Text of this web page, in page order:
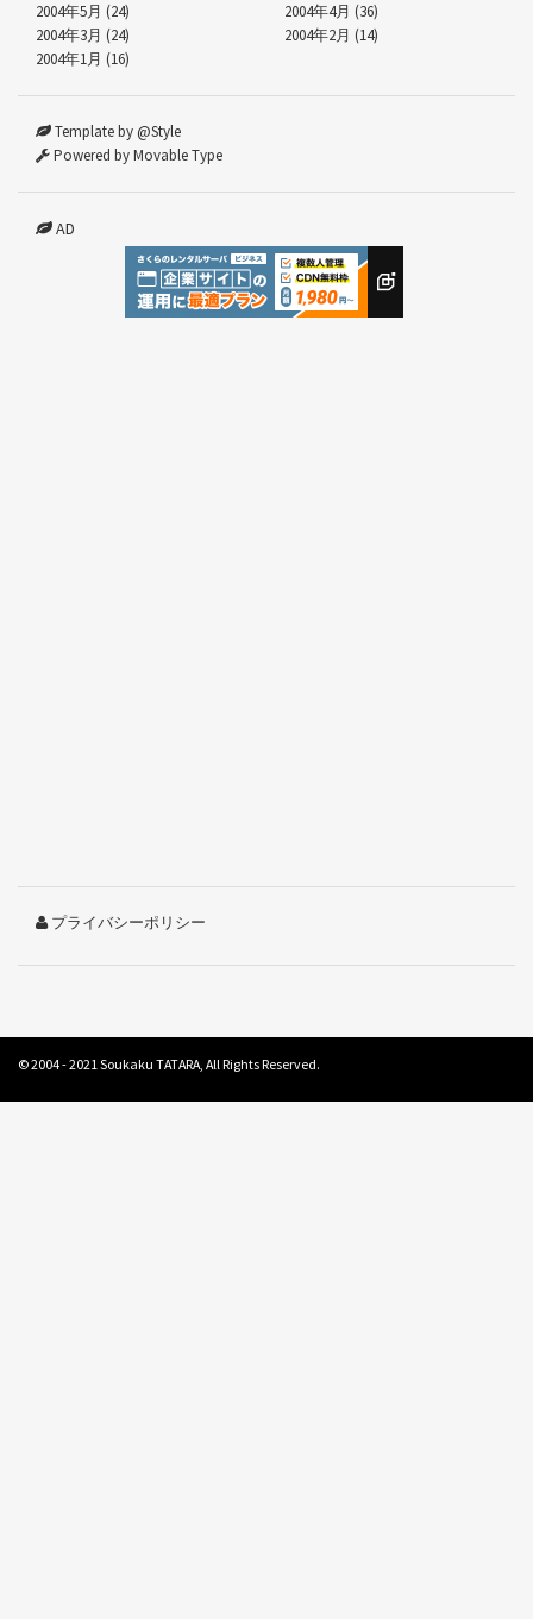
2004年5月 (24)
2004年4月 (36)
2004年3月 (24)
2004年2月 (14)
2004年1月 (16)
Template by @Style
Powered by Movable Type
AD
プライバシーポリシー
© 2004 - 2021Soukaku TATARA, All Rights Reserved.